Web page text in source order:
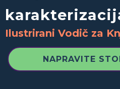
Ilustrirani Vodič za
NAPRAVITE